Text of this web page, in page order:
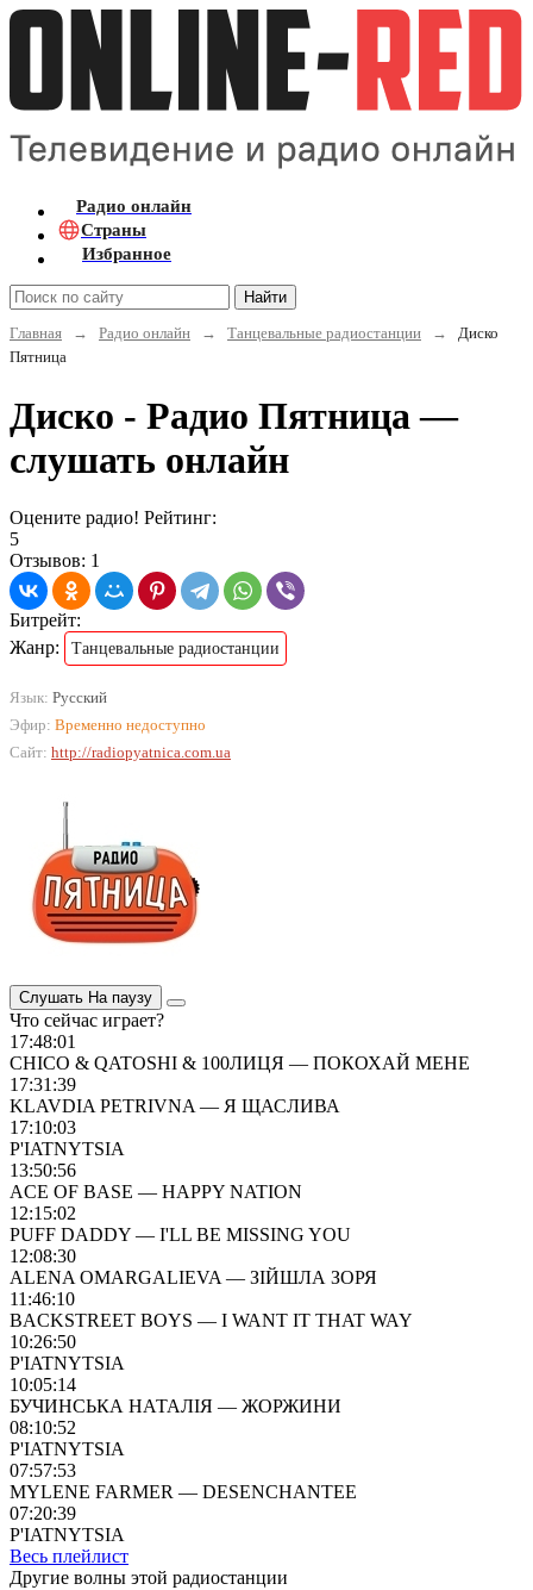
Радио онлайн
Страны
Избранное
Найти
Главная
→ Радио онлайн → Танцевальные радиостанции →
Диско
Пятница
Диско - Радио Пятница —
слушать онлайн
Оцените радио! Рейтинг:
5
Отзывов: 1
Битрейт:
Жанр:
Танцевальные радиостанции
Язык: Русский
Эфир: Временно недоступно
Сайт: http://radiopyatnica.com.ua
Слушать На паузу
Что сейчас играет?
17:48:01
CHICO & QATOSHI & 100ЛИЦЯ — ПОКОХАЙ МЕНЕ
17:31:39
KLAVDIA PETRIVNA — Я ЩАСЛИВА
17:10:03
P'IATNYTSIA
13:50:56
ACE OF BASE — HAPPY NATION
12:15:02
PUFF DADDY — I'LL BE MISSING YOU
12:08:30
ALENA OMARGALIEVA — ЗІЙШЛА ЗОРЯ
11:46:10
BACKSTREET BOYS — I WANT IT THAT WAY
10:26:50
P'IATNYTSIA
10:05:14
БУЧИНСЬКА НАТАЛІЯ — ЖОРЖИНИ
08:10:52
P'IATNYTSIA
07:57:53
MYLENE FARMER — DESENCHANTEE
07:20:39
P'IATNYTSIA
Весь плейлист
Другие волны этой радиостанции